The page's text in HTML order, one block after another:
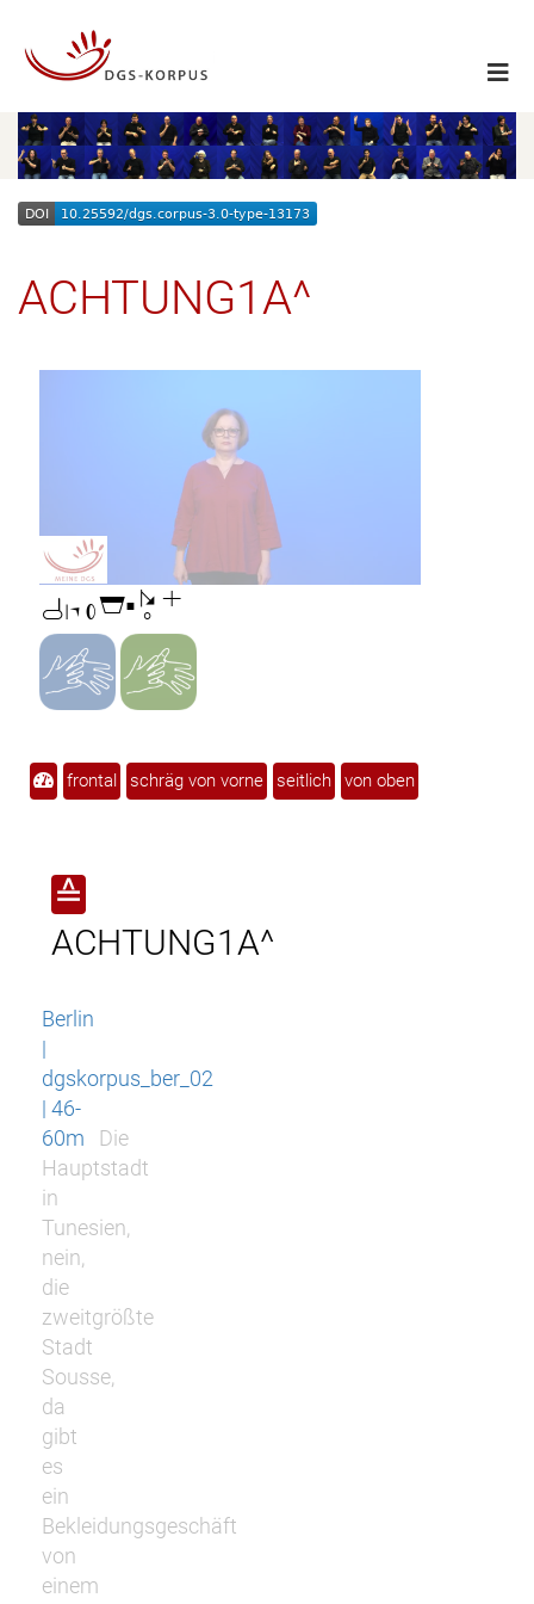
ACHTUNG1A^

frontal schräg von vorne seitlich von oben
≙
ACHTUNG1A^
Berlin
|
dgskorpus_ber_02
| 46-
60m
Die
Hauptstadt
in
Tunesien,
nein,
die
zweitgrößte
Stadt
Sousse,
da
gibt
es
ein
Bekleidungsgeschäft
von
einem